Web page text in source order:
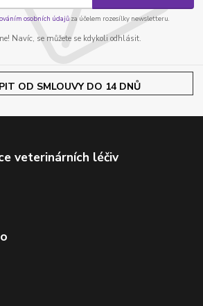
osobních údajůza účelem rozesílky newsletteru.
Navíc, se můžete se kdykoli odhlásit.
OD SMLOUVY DO 14 DNŮ
veterinárních léčiv